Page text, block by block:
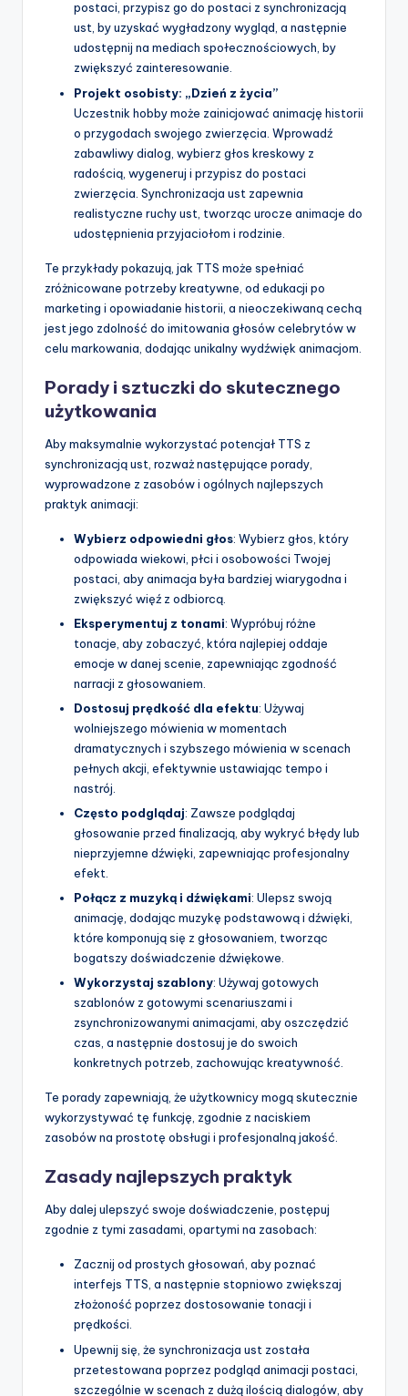
postaci, przypisz go do postaci z synchronizacją
ust, by uzyskać wygładzony wygląd, a następnie
udostępnij na mediach społecznościowych, by
zwiększyć zainteresowanie.
Projekt osobisty: „Dzień z życia”
Uczestnik hobby może zainicjować animację historii
o przygodach swojego zwierzęcia. Wprowadź
zabawliwy dialog, wybierz głos kreskowy z
radością, wygeneruj i przypisz do postaci
zwierzęcia. Synchronizacja ust zapewnia
realistyczne ruchy ust, tworząc urocze animacje do
udostępnienia przyjaciołom i rodzinie.
Te przykłady pokazują, jak TTS może spełniać
zróżnicowane potrzeby kreatywne, od edukacji po
marketing i opowiadanie historii, a nieoczekiwaną cechą
jest jego zdolność do imitowania głosów celebrytów w
celu markowania, dodając unikalny wydźwięk animacjom.
Porady i sztuczki do skutecznego
użytkowania
Aby maksymalnie wykorzystać potencjał TTS z
synchronizacją ust, rozważ następujące porady,
wyprowadzone z zasobów i ogólnych najlepszych
praktyk animacji:
Wybierz odpowiedni głos: Wybierz głos, który
odpowiada wiekowi, płci i osobowości Twojej
postaci, aby animacja była bardziej wiarygodna i
zwiększyć więź z odbiorcą.
Eksperymentuj z tonami: Wypróbuj różne
tonacje, aby zobaczyć, która najlepiej oddaje
emocje w danej scenie, zapewniając zgodność
narracji z głosowaniem.
Dostosuj prędkość dla efektu: Używaj
wolniejszego mówienia w momentach
dramatycznych i szybszego mówienia w scenach
pełnych akcji, efektywnie ustawiając tempo i
nastrój.
Często podglądaj: Zawsze podglądaj
głosowanie przed finalizacją, aby wykryć błędy lub
nieprzyjemne dźwięki, zapewniając profesjonalny
efekt.
Połącz z muzyką i dźwiękami: Ulepsz swoją
animację, dodając muzykę podstawową i dźwięki,
które komponują się z głosowaniem, tworząc
bogatszy doświadczenie dźwiękowe.
Wykorzystaj szablony: Używaj gotowych
szablonów z gotowymi scenariuszami i
zsynchronizowanymi animacjami, aby oszczędzić
czas, a następnie dostosuj je do swoich
konkretnych potrzeb, zachowując kreatywność.
Te porady zapewniają, że użytkownicy mogą skutecznie
wykorzystywać tę funkcję, zgodnie z naciskiem
zasobów na prostotę obsługi i profesjonalną jakość.
Zasady najlepszych praktyk
Aby dalej ulepszyć swoje doświadczenie, postępuj
zgodnie z tymi zasadami, opartymi na zasobach:
Zacznij od prostych głosowań, aby poznać
interfejs TTS, a następnie stopniowo zwiększaj
złożoność poprzez dostosowanie tonacji i
prędkości.
Upewnij się, że synchronizacja ust została
przetestowana poprzez podgląd animacji postaci,
szczególnie w scenach z dużą ilością dialogów, aby